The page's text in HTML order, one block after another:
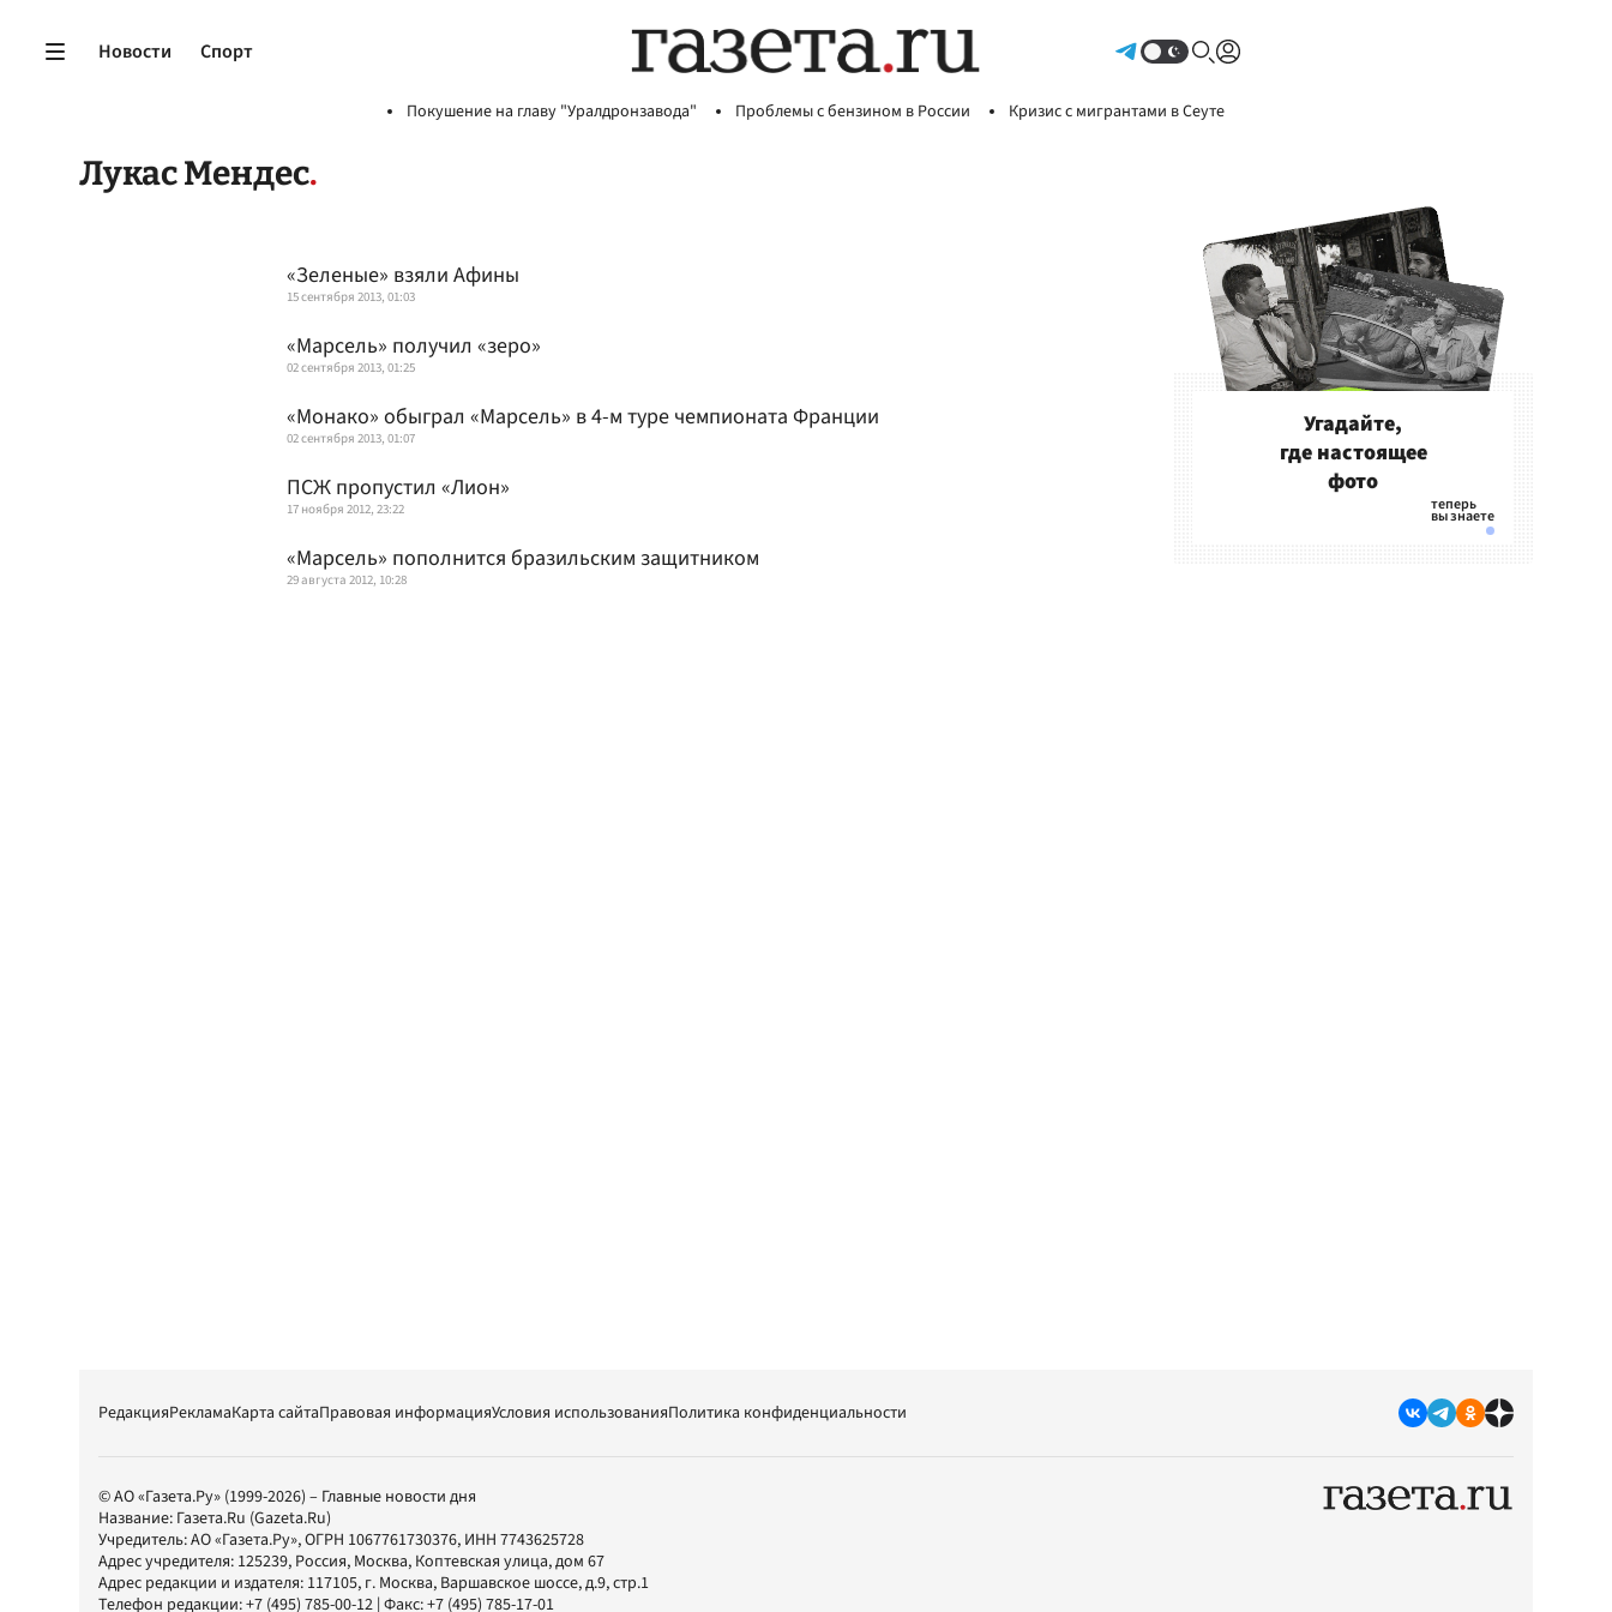
Новости Спорт
Покушение на главу "Уралдронзавода" Проблемы с бензином в России Кризис с мигрантами в Сеуте
Лукас Мендес
«Зеленые» взяли Афины
15 сентября 2013, 01:03
«Марсель» получил «зеро»
02 сентября 2013, 01:25
«Монако» обыграл «Марсель» в 4-м туре чемпионата Франции
02 сентября 2013, 01:07
ПСЖ пропустил «Лион»
17 ноября 2012, 23:22
«Марсель» пополнится бразильским защитником
29 августа 2012, 10:28
Угадайте,
где настоящее
фото
РедакцияРекламаКарта сайтаПравовая информацияУсловия использованияПолитика конфиденциальности
© АО «Газета.Ру» (1999-2026) – Главные новости дня
Название: Газета.Ru (Gazeta.Ru)
Учредитель:АО «Газета.Ру», ОГРН 1067761730376, ИНН 7743625728
Адрес учредителя: 125239, Россия, Москва, Коптевская улица, дом 67
Адрес редакции и издателя: 117105, г. Москва, Варшавское шоссе, д.9, стр.1
Телефон редакции:+7 (495) 785-00-12 | Факс:+7 (495) 785-17-01